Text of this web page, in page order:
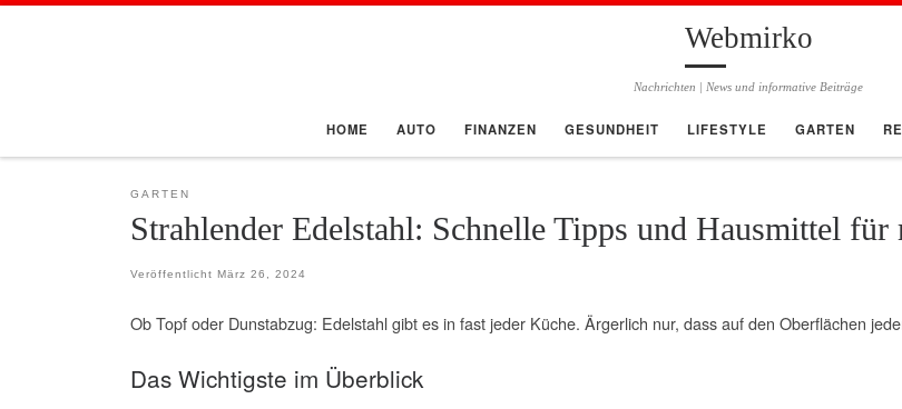
Webmirko
Nachrichten | News und informative Beiträge
HOME AUTO FINANZEN GESUNDHEIT LIFESTYLE GARTEN
GARTEN
Strahlender Edelstahl: Schnelle Tipps und Hausmittel
Veröffentlicht März 26, 2024
Ob Topf oder Dunstabzug: Edelstahl gibt es in fast jeder Küche. Ärgerlich nur, dass auf den Oberflächen
Das Wichtigste im Überblick